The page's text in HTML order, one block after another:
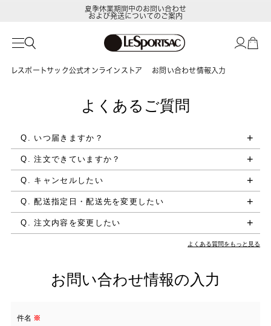
夏季休業期間中のお問い合わせ
および発送についてのご案内
レスポートサック公式オンラインストア お問い合わせ情報入力
よくあるご質問
Q. いつ届きますか？
Q. 注文できていますか？
Q. キャンセルしたい
Q. 配送指定日・配送先を変更したい
Q. 注文内容を変更したい
よくある質問をもっと見る
お問い合わせ情報の入力
件名 ※